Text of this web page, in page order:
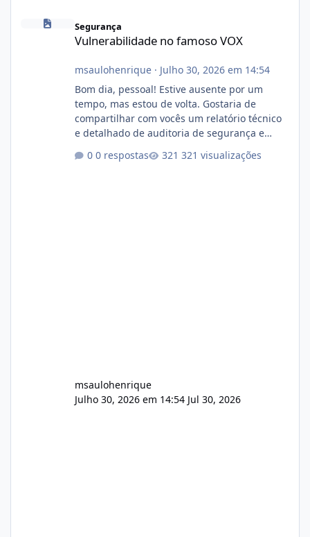
Vulnerabilidade no famoso VOX
Segurança
Vulnerabilidade no famoso VOX
msaulohenrique· Julho 30, 2026 em 14:54
Bom dia, pessoal! Estive ausente por um
tempo, mas estou de volta. Gostaria de
compartilhar com vocês um relatório técnico
e detalhado de auditoria de segurança e
atualmente em circulação e comercialização
0 respostas 321 visualizações
msaulohenrique
Julho 30, 2026 em 14:54 Jul 30, 2026